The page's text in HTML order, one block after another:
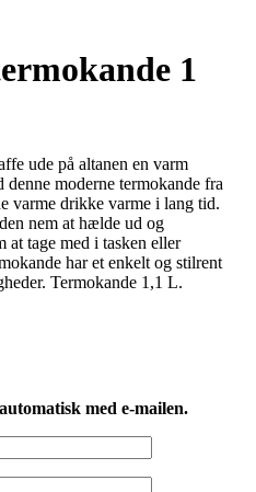
1
ude på altanen en varm
denne moderne termokande fra
varme drikke varme i lang tid.
nem at hælde ud og
at tage med i tasken eller
har et enkelt og stilrent
Termokande 1,1 L.
med e-mailen.